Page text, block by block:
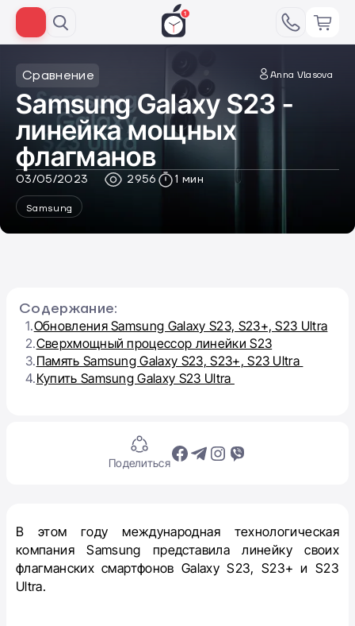
Сравнение Anna Vlasova
Samsung Galaxy S23 -
линейка мощных
флагманов
03/05/2023 2956 1 мин
Samsung
Поделиться
В этом году международная технологическая
компания Samsung представила линейку своих
флагманских смартфонов Galaxy S23, S23+ и S23
Ultra.
Содержание:
1.Обновления Samsung Galaxy S23, S23+, S23 Ultra
2.Сверхмощный процессор линейки S23
3.Память Samsung Galaxy S23, S23+, S23 Ultra
4.Купить Samsung Galaxy S23 Ultra